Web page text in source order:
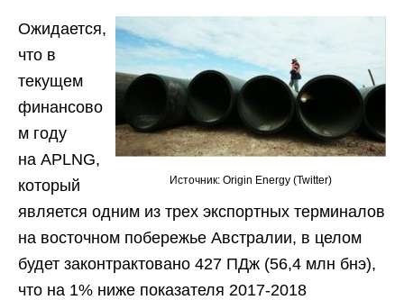
Источник: Origin Energy (Twitter)
Ожидается,
что в
текущем
финансово
м году
на APLNG,
который
является одним из трех экспортных терминалов
на восточном побережье Австралии, в целом
будет законтрактовано 427 ПДж (56,4 млн бнэ),
что на 1% ниже показателя 2017-2018